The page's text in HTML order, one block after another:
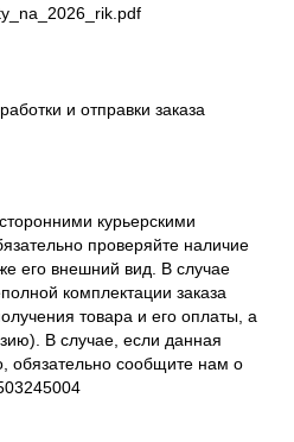
и отправки заказа
курьерскими
проверяйте наличие
его внешний вид. В случае
комплектации заказа
товара и его оплаты, а
В случае, если данная
обязательно сообщите нам о